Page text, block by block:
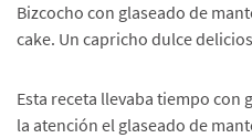
Bizcocho con glaseado de
cake. Un capricho dulce
Esta receta llevaba tiempo con
la atención el glaseado de